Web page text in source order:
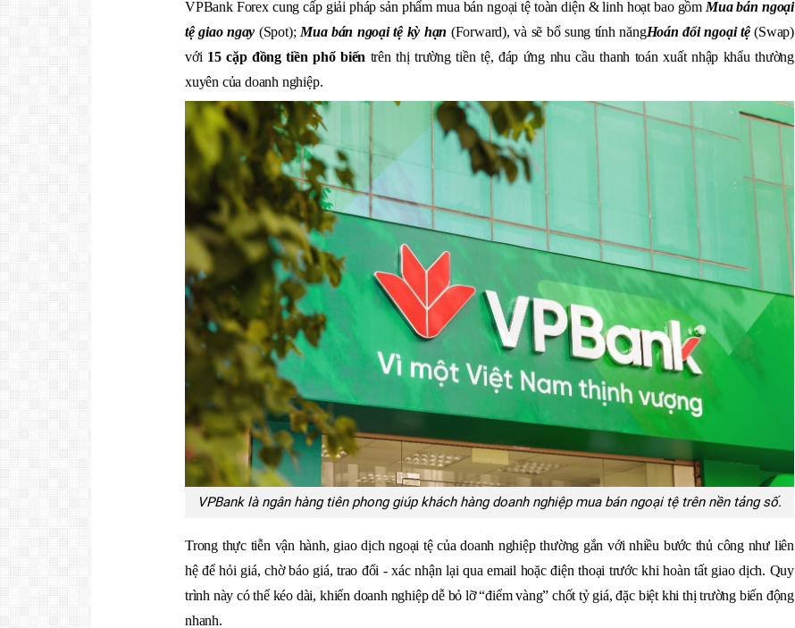
VPBank Forex cung cấp giải pháp sản phẩm mua bán ngoại tệ toàn diện & linh hoạt bao gồm Mua bán ngoại
tệ giao ngay (Spot); Mua bán ngoại tệ kỳ hạn (Forward), và sẽ bổ sung tính năngHoán đổi ngoại tệ(Swap)
với 15cặp đồng tiền phổ biến trên thị trường tiền tệ, đáp ứng nhu cầu thanh toán xuất nhập khẩu thường
xuyên của doanh nghiệp.
VPBank là ngân hàng tiên phong giúp khách hàng doanh nghiệp mua bán ngoại tệ trên nền tảng số.
Trong thực tiễn vận hành, giao dịch ngoại tệ của doanh nghiệp thường gắn với nhiều bước thủ công như liên
hệ để hỏi giá, chờ báo giá, trao đổi - xác nhận lại qua email hoặc điện thoại trước khi hoàn tất giao dịch. Quy
trình này có thể kéo dài, khiến doanh nghiệp dễ bỏ lỡ “điểm vàng” chốt tỷ giá, đặc biệt khi thị trường biến động
nhanh.